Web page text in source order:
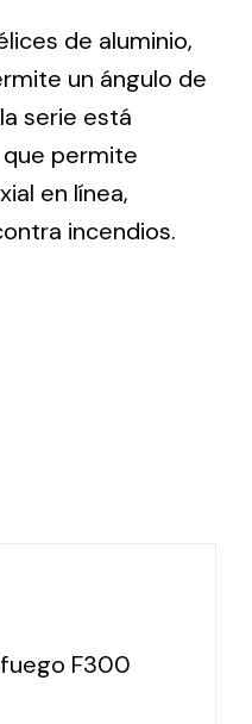
de aluminio,
un ángulo de
serie está
permite
en línea,
incendios.
fuego F300